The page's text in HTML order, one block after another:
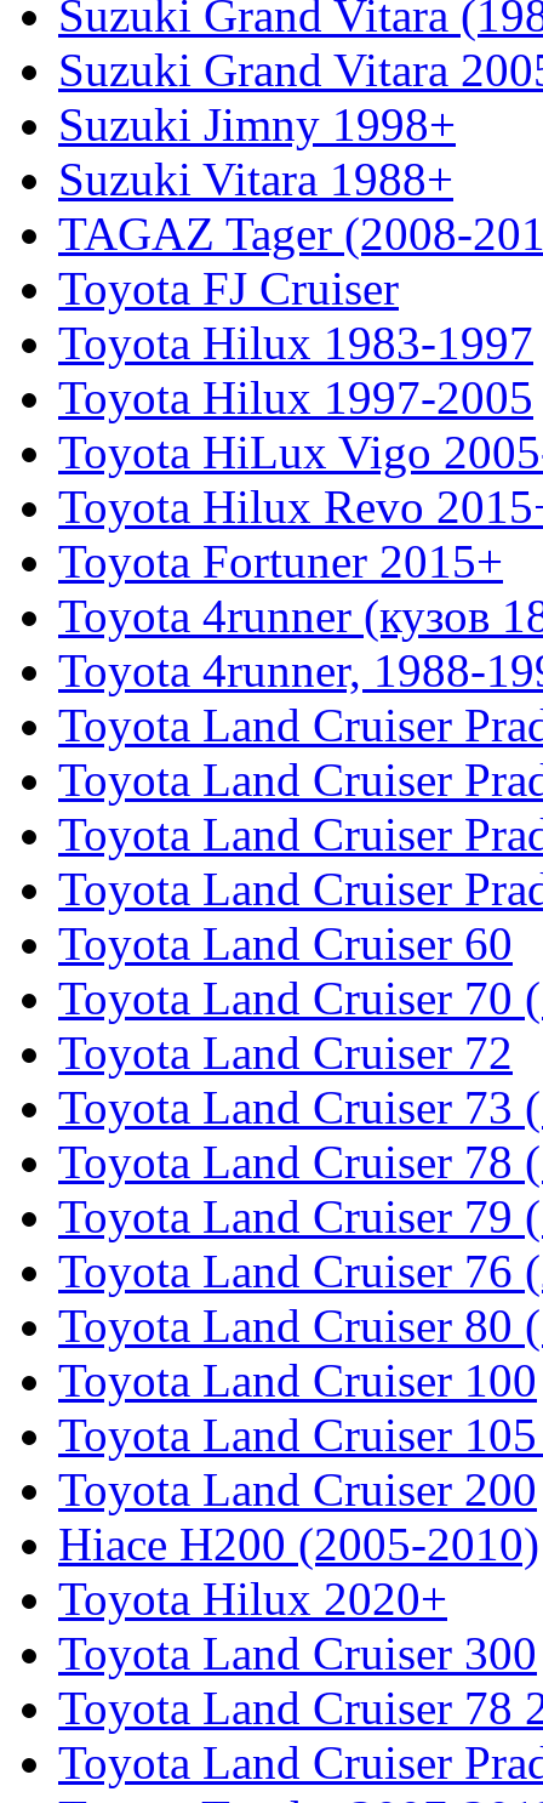
Suzuki Grand Vitara
Suzuki Grand Vitara
Suzuki Jimny 1998+
Suzuki Vitara 1988+
TAGAZ Tager (2008-
Toyota FJ Cruiser
Toyota Hilux 1983-1997
Toyota Hilux 1997-2005
Toyota HiLux Vigo
Toyota Hilux Revo
Toyota Fortuner 2015+
Toyota 4runner (кузов
Toyota 4runner, 1988-
Toyota Land Cruiser
Toyota Land Cruiser
Toyota Land Cruiser
Toyota Land Cruiser
Toyota Land Cruiser 60
Toyota Land Cruiser 70
Toyota Land Cruiser 72
Toyota Land Cruiser 73
Toyota Land Cruiser 78
Toyota Land Cruiser 79
Toyota Land Cruiser 76
Toyota Land Cruiser 80
Toyota Land Cruiser 100
Toyota Land Cruiser
Toyota Land Cruiser 200
Hiace H200 (2005-2010)
Toyota Hilux 2020+
Toyota Land Cruiser 300
Toyota Land Cruiser 78
Toyota Land Cruiser